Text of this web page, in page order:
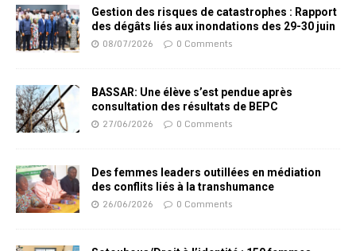
Gestion des risques de catastrophes : Rapport
des dégâts liés aux inondations des 29-30 juin
08/07/2026 0 Comments
BASSAR: Une élève s’est pendue après
consultation des résultats de BEPC
27/06/2026 0 Comments
Des femmes leaders outillées en médiation
des conflits liés à la transhumance
26/06/2026 0 Comments